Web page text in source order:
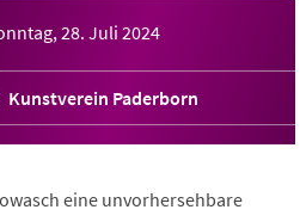
28. Juli 2024
Kunstverein Paderborn
eine unvorhersehbare